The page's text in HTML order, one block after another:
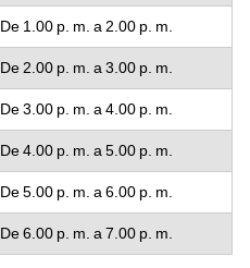
De 1.00 p. m. a 2.00 p. m.
De 2.00 p. m. a 3.00 p. m.
De 3.00 p. m. a 4.00 p. m.
De 4.00 p. m. a 5.00 p. m.
De 5.00 p. m. a 6.00 p. m.
De 6.00 p. m. a 7.00 p. m.